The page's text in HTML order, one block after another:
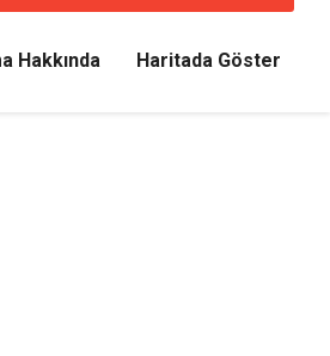
Hakkında Haritada Göster